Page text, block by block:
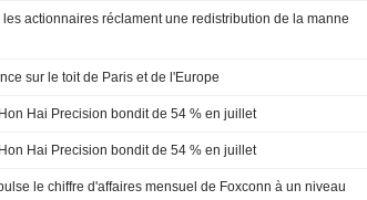
actionnaires réclament une redistribution de la manne
sur le toit de Paris et de l'Europe
Hai Precision bondit de 54 % en juillet
Hai Precision bondit de 54 % en juillet
le chiffre d'affaires mensuel de Foxconn à un niveau